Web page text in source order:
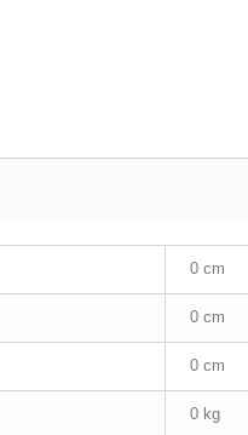
0 cm
0 cm
0 cm
0 kg